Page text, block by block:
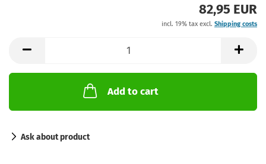
82,95 EUR
incl. 19% tax excl. Shipping costs
Add to cart
Ask about product